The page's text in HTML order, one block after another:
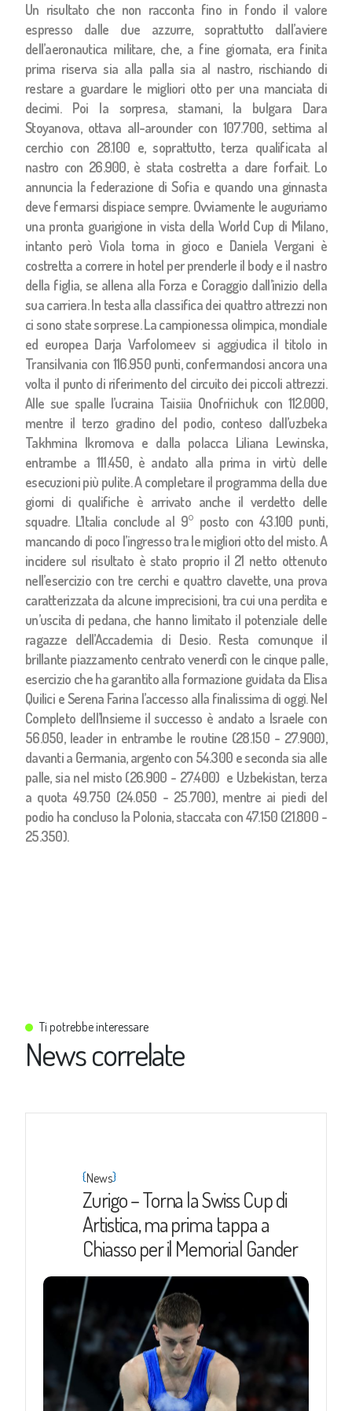
Un risultato che non racconta fino in fondo il valore
espresso dalle due azzurre, soprattutto dall’aviere
dell’aeronautica militare, che, a fine giornata, era finita
prima riserva sia alla palla sia al nastro, rischiando di
restare a guardare le migliori otto per una manciata di
decimi. Poi la sorpresa, stamani, la bulgara Dara
Stoyanova, ottava all-arounder con 107.700, settima al
cerchio con 28.100 e, soprattutto, terza qualificata al
nastro con 26.900, è stata costretta a dare forfait. Lo
annuncia la federazione di Sofia e quando una ginnasta
deve fermarsi dispiace sempre. Ovviamente le auguriamo
una pronta guarigione in vista della World Cup di Milano,
intanto però Viola torna in gioco e Daniela Vergani è
costretta a correre in hotel per prenderle il body e il nastro
della figlia, se allena alla Forza e Coraggio dall’inizio della
sua carriera. In testa alla classifica dei quattro attrezzi non
ci sono state sorprese. La campionessa olimpica, mondiale
ed europea Darja Varfolomeev si aggiudica il titolo in
Transilvania con 116.950 punti, confermandosi ancora una
volta il punto di riferimento del circuito dei piccoli attrezzi.
Alle sue spalle l’ucraina Taisiia Onofriichuk con 112.000,
mentre il terzo gradino del podio, conteso dall’uzbeka
Takhmina Ikromova e dalla polacca Liliana Lewinska,
entrambe a 111.450, è andato alla prima in virtù delle
esecuzioni più pulite. A completare il programma della due
giorni di qualifiche è arrivato anche il verdetto delle
squadre. L’Italia conclude al 9° posto con 43.100 punti,
mancando di poco l’ingresso tra le migliori otto del misto. A
incidere sul risultato è stato proprio il 21 netto ottenuto
nell’esercizio con tre cerchi e quattro clavette, una prova
caratterizzata da alcune imprecisioni, tra cui una perdita e
un’uscita di pedana, che hanno limitato il potenziale delle
ragazze dell’Accademia di Desio. Resta comunque il
brillante piazzamento centrato venerdì con le cinque palle,
esercizio che ha garantito alla formazione guidata da Elisa
Quilici e Serena Farina l’accesso alla finalissima di oggi. Nel
Completo dell’Insieme il successo è andato a Israele con
56.050, leader in entrambe le routine (28.150 - 27.900),
davanti a Germania, argento con 54.300 e seconda sia alle
palle, sia nel misto (26.900 - 27.400) e Uzbekistan, terza
a quota 49.750 (24.050 - 25.700), mentre ai piedi del
podio ha concluso la Polonia, staccata con 47.150 (21.800 -
25.350).
Ti potrebbe interessare
News correlate
{News}
Zurigo – Torna la Swiss Cup di
Artistica, ma prima tappa a
Chiasso per il Memorial Gander